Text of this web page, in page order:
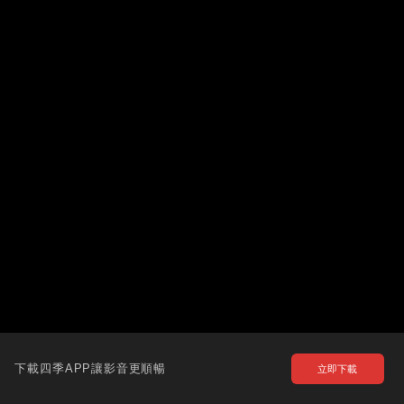
下載四季APP讓影音更順暢 立即下載